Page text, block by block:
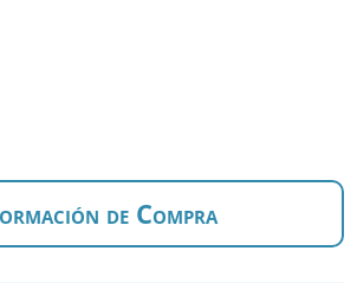
de Compra